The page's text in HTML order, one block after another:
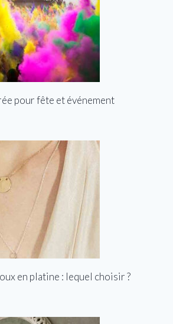
pour fête et événement
en platine : lequel choisir ?